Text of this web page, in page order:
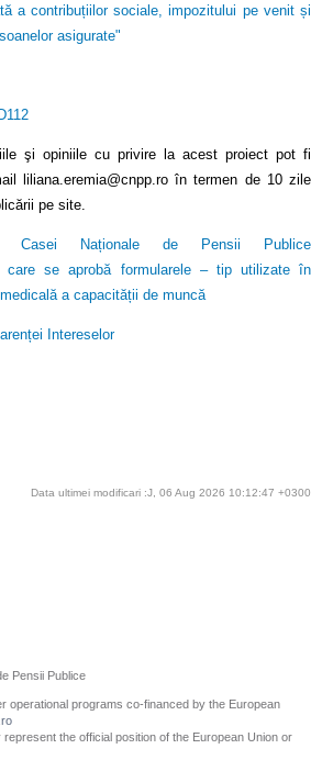
a contribuțiilor sociale, impozitului pe venit și
asigurate"
opiniile cu privire la acest proiect pot fi
liliana.eremia@cnpp.ro în termen de 10 zile
pe site.
Casei Naționale de Pensii Publice
care se aprobă formularele – tip utilizate în
a capacității de muncă
Intereselor
Data ultimei modificari :J, 06 Aug 2026 10:12:47 +0300
Pensii Publice
operational programs co-financed by the European
the official position of the European Union or